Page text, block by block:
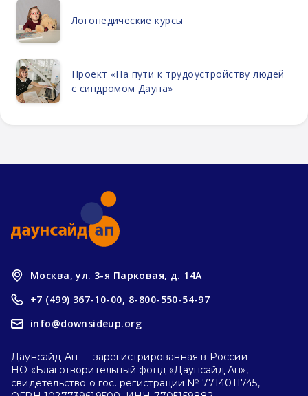
Логопедические курсы
Проект «На пути к трудоустройству людей
с синдромом Дауна»
Москва, ул. 3-я Парковая, д. 14А
+7 (499) 367-10-00, 8-800-550-54-97
info@downsideup.org
Даунсайд Ап — зарегистрированная в России
НО «Благотворительный фонд «Даунсайд Ап»,
свидетельство о гос. регистрации № 7714011745,